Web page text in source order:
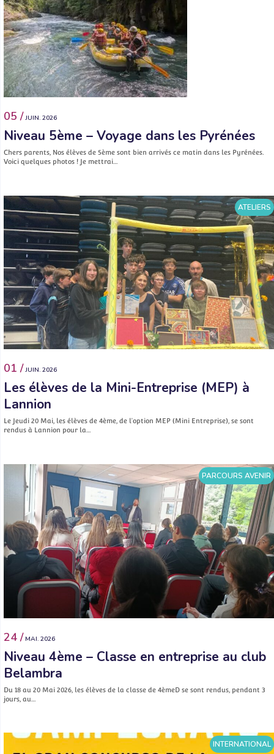
05 / JUIN. 2026
Niveau 5ème – Voyage dans les Pyrénées
Chers parents, Nos élèves de 5ème sont bien arrivés ce matin dans les Pyrénées.
Voici quelques photos ! Je mettrai…
ATELIERS
01 / JUIN. 2026
Les élèves de la Mini-Entreprise (MEP) à
Lannion
Le Jeudi 20 Mai, les élèves de 4ème, de l’option MEP (Mini Entreprise), se sont
rendus à Lannion pour la…
PARCOURS AVENIR
24 / MAI. 2026
Niveau 4ème – Classe en entreprise au club
Belambra
Du 18 au 20 Mai 2026, les élèves de la classe de 4èmeD se sont rendus, pendant 3
jours, au…
INTERNATIONAL